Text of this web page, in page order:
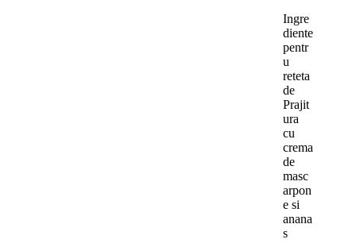
Ingre
diente
pentr
u
reteta
de
Prajit
ura
cu
crema
de
masc
arpon
e si
anana
s